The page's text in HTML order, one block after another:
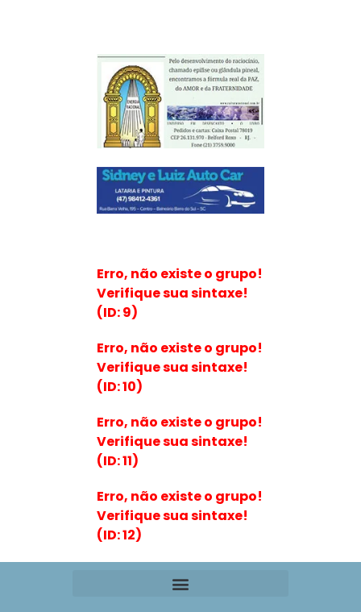
Erro, não existe o grupo!
Verifique sua sintaxe!
(ID: 9)
Erro, não existe o grupo!
Verifique sua sintaxe!
(ID: 10)
Erro, não existe o grupo!
Verifique sua sintaxe!
(ID: 11)
Erro, não existe o grupo!
Verifique sua sintaxe!
(ID: 12)